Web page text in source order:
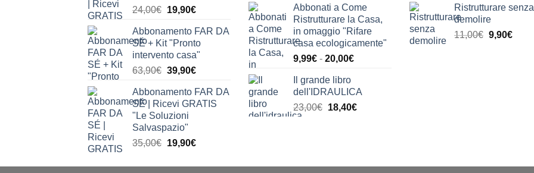
24,00€ Il
originale
era:
24,00€.
19,90€Il
attuale
è:
19,90€.
Abbonamento FAR DA
SÉ + Kit "Pronto
intervento casa"
63,90€ Il
originale
era:
63,90€.
39,90€Il
attuale
è:
Abbonamento FAR DA
SÉ | Ricevi GRATIS
"Le Soluzioni
Salvaspazio"
35,00€ Il
originale
19,90€Il
attuale
originale
era:
24,00€.
attuale
è:
20,00€.
Abbonati a Come
Ristrutturare la Casa,
in omaggio "Rifare
casa ecologicamente"
9,99€ - 20,00€Fascia
da
9,99€
Il grande libro
dell'IDRAULICA
23,00€ Il
18,40€Il
originale
era:
24,00€.
Ristrutturare senza
demolire
11,00€ Il
9,90€Il